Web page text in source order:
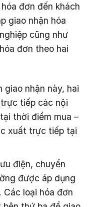
đơn đến khách
giao nhận hóa
cũng như
đơn theo hai
giao nhận này, hai
tiếp các nội
thời điểm mua –
xuất trực tiếp tại
điện, chuyển
được áp dụng
loại hóa đơn